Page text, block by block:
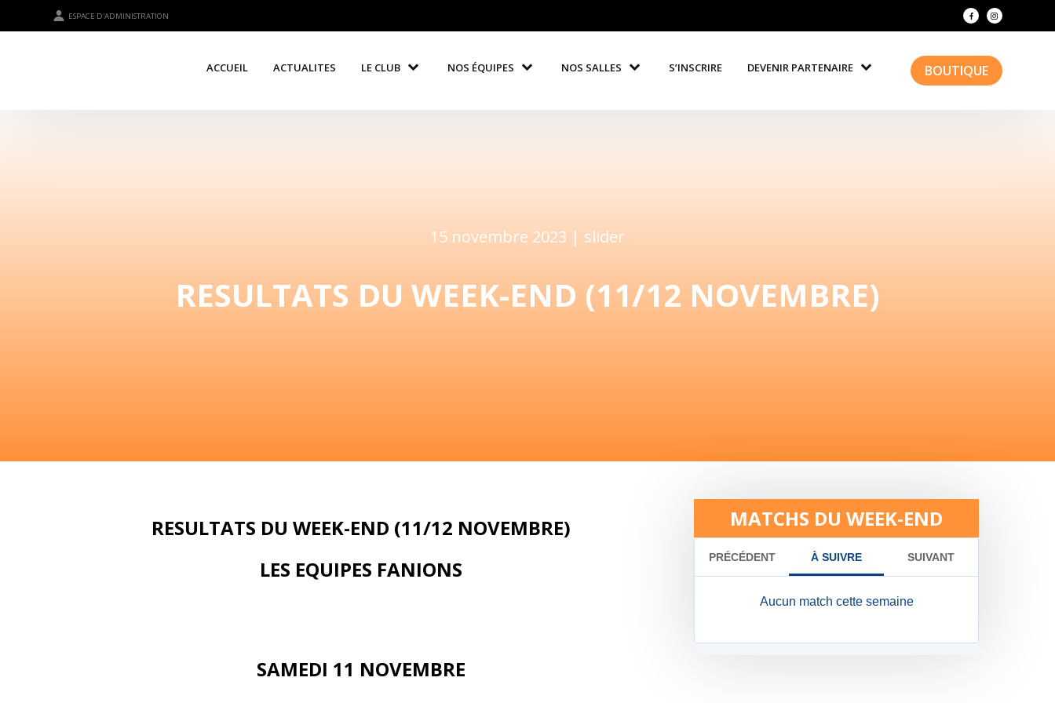
ESPACE D'ADMINISTRATION
ACCUEIL ACTUALITES LE CLUB NOS ÉQUIPES NOS SALLES S’INSCRIRE DEVENIR PARTENAIRE BOUTIQUE
15 novembre 2023 | slider
RESULTATS DU WEEK-END (11/12 NOVEMBRE)
RESULTATS DU WEEK-END (11/12 NOVEMBRE)
LES EQUIPES FANIONS
SAMEDI 11 NOVEMBRE
MATCHS DU WEEK-END